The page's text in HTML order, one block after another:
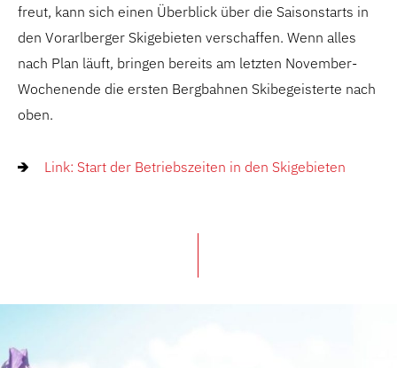
freut, kann sich einen Überblick über die Saisonstarts in
den Vorarlberger Skigebieten verschaffen. Wenn alles
nach Plan läuft, bringen bereits am letzten November-
Wochenende die ersten Bergbahnen Skibegeisterte nach
oben.
Link: Start der Betriebszeiten in den Skigebieten